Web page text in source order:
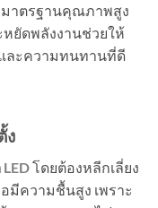
มาตรฐานคุณภาพสูง
หยัดพลังงานช่วยให้
ละความทนทานที่ดี
ง
โดยต้องหลีกเลี่ยง
ความชื้นสูง เพราะ